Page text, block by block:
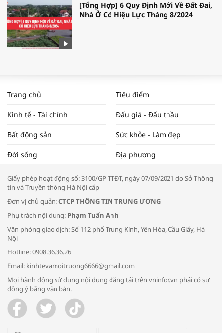
[Tổng Hợp] 6 Quy Định Mới Về Đất Đai,
Nhà Ở Có Hiệu Lực Tháng 8/2024
NAM NĂM 2024 VÀ NĂM 2025 | NHỊP
ĐẬP THỊ TRƯỜNG #62
Tọa đàm “Xúc tiến thương mại: Khơi
Bác sĩ tư vấn cách phòng tránh bệnh
đường hô hấp trong thời tiết giao mùa
Trao yêu thương cho em
Trang chủ Tiêu điểm
Kinh tế - Tài chính Đấu giá - Đấu thầu
Bất động sản Sức khỏe - Làm đẹp
Đời sống Địa phương
Giấy phép hoạt động số: 3100/GP-TTĐT, ngày 07/09/2021 do Sở Thông
tin và Truyền thông Hà Nội cấp
Đơn vị chủ quản:CTCP THÔNG TIN TRUNG ƯƠNG
Phụ trách nội dung: Phạm Tuấn Anh
Văn phòng giao dịch: Số 112 phố Trung Kính, Yên Hòa, Cầu Giấy, Hà
Nội
Hotline: 0908.36.36.26
Email: kinhtevamoitruong6666@gmail.com
Mọi hành động sử dụng nội dung đăng tải trên vninfor.vn phải có sự
đồng ý bằng văn bản.